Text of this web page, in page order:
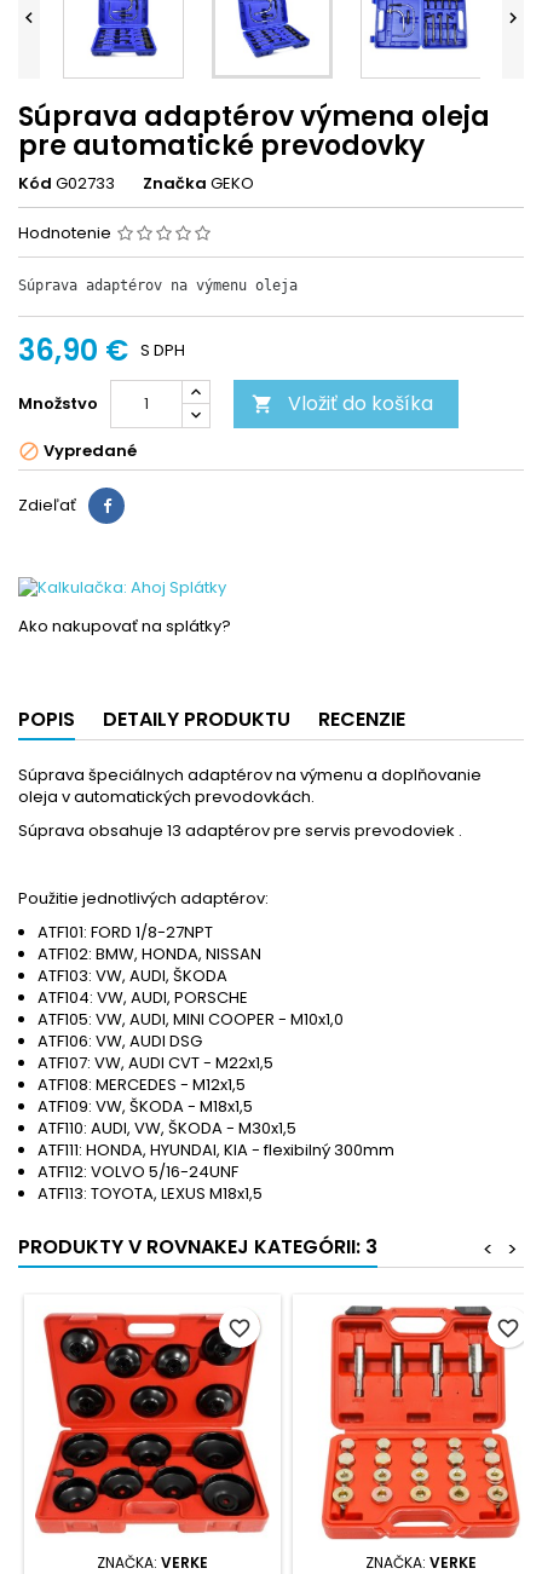
 
Súprava adaptérov výmena oleja
pre automatické prevodovky
Kód G02733 Značka GEKO
Hodnotenie
Súprava adaptérov na výmenu oleja
36,90 € S DPH
Množstvo  Vložiť do košíka
 Vypredané
Zdieľať
Ako nakupovať na splátky?
POPIS DETAILY PRODUKTU RECENZIE
Súprava špeciálnych adaptérov na výmenu a doplňovanie
oleja v automatických prevodovkách.
Súprava obsahuje 13 adaptérov pre servis prevodoviek .
Použitie jednotlivých adaptérov:
ATF101: FORD 1/8-27NPT
ATF102: BMW, HONDA, NISSAN
ATF103: VW, AUDI, ŠKODA
ATF104: VW, AUDI, PORSCHE
ATF105: VW, AUDI, MINI COOPER - M10x1,0
ATF106: VW, AUDI DSG
ATF107: VW, AUDI CVT - M22x1,5
ATF108: MERCEDES - M12x1,5
ATF109: VW, ŠKODA - M18x1,5
ATF110: AUDI, VW, ŠKODA - M30x1,5
ATF111: HONDA, HYUNDAI, KIA - flexibilný 300mm
ATF112: VOLVO 5/16-24UNF
ATF113: TOYOTA, LEXUS M18x1,5
PRODUKTY V ROVNAKEJ KATEGÓRII: 3 >
<
ZNAČKA: VERKE
favorite_border
ZNAČKA: VERKE
favorite_border